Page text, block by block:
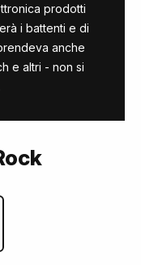
prodotti
i battenti e di
anche
e altri - non si